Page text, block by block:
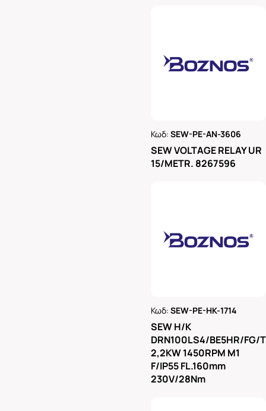
Κωδ:SEW-PE-AN-3606
SEW VOLTAGE RELAY UR
15/METR. 8267596
Κωδ:SEW-PE-HK-1714
SEW H/K
DRN100LS4/BE5HR/FG/
2,2KW 1450RPM M1
F/IP55 FL.160mm
230V/28Nm